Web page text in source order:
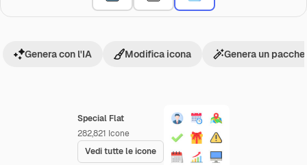
Special Flat
282,821 Icone
Vedi tutte le icone
Genera con l'IA Modifica icona Genera un